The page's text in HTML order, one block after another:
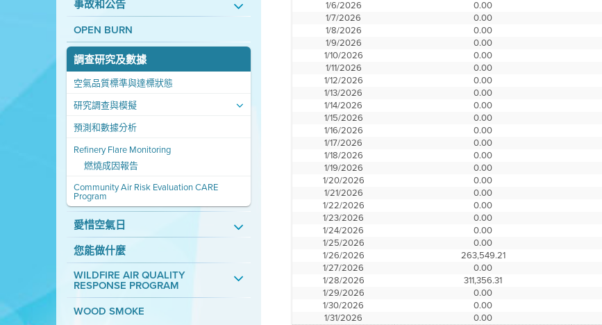
事故和公告
OPEN BURN
調查研究及數據
空氣品質標準與達標狀態
研究調查與模擬
預測和數據分析
Refinery Flare Monitoring
燃燒成因報告
Community Air Risk Evaluation CARE
Program
愛惜空氣日
您能做什麼
WILDFIRE AIR QUALITY
RESPONSE PROGRAM
WOOD SMOKE
1/6/2026
0.00
1/7/2026
0.00
1/8/2026
0.00
1/9/2026
0.00
1/10/2026
0.00
1/11/2026
0.00
1/12/2026
0.00
1/13/2026
0.00
1/14/2026
0.00
1/15/2026
0.00
1/16/2026
0.00
1/17/2026
0.00
1/18/2026
0.00
1/19/2026
0.00
1/20/2026
0.00
1/21/2026
0.00
1/22/2026
0.00
1/23/2026
0.00
1/24/2026
0.00
1/25/2026
0.00
1/26/2026
263,549.21
1/27/2026
0.00
1/28/2026
311,356.31
1/29/2026
0.00
1/30/2026
0.00
1/31/2026
0.00